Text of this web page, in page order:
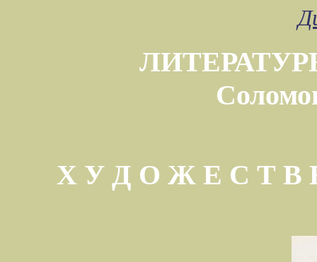
Х У Д О Ж Е С Т